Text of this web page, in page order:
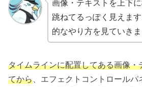
画像・テキストを上下
跳ねてるっぽく見えま
的なやり方を見ていきま
タイムラインに配置してある画像・
てから 、エフェクトコントロール